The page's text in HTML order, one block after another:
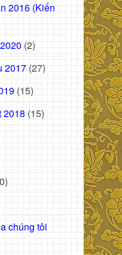
2016 (Kiến
(2)
2017 (27)
(15)
2018 (15)
chúng tôi